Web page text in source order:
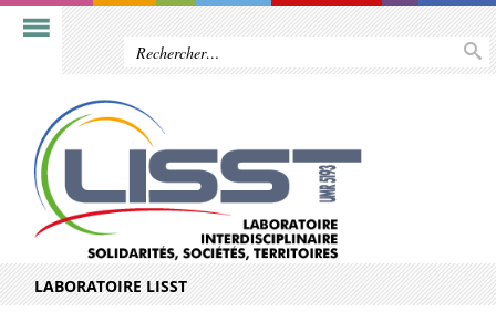
LABORATOIRE LISST